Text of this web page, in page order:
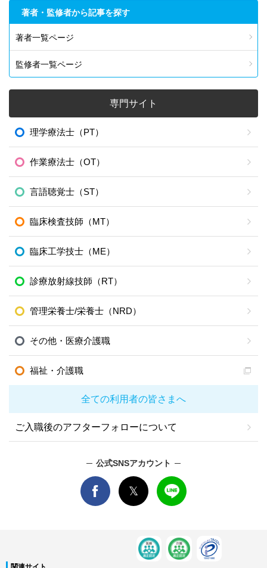
著者・監修者から記事を探す
著者一覧ページ
監修者一覧ページ
専門サイト
理学療法士（PT）
作業療法士（OT）
言語聴覚士（ST）
臨床検査技師（MT）
臨床工学技士（ME）
診療放射線技師（RT）
管理栄養士/栄養士（NRD）
その他・医療介護職
福祉・介護職
全ての利用者の皆さまへ
ご入職後のアフターフォローについて
公式SNSアカウント